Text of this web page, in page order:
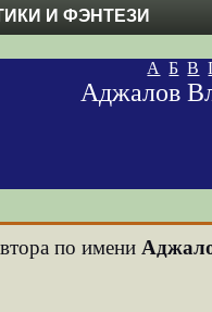
И ФЭНТЕЗИ
А Б В
Аджалов
по имени